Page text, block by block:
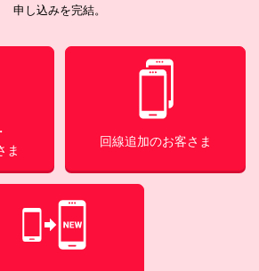
申し込みを完結。
ま
回線追加のお客さま